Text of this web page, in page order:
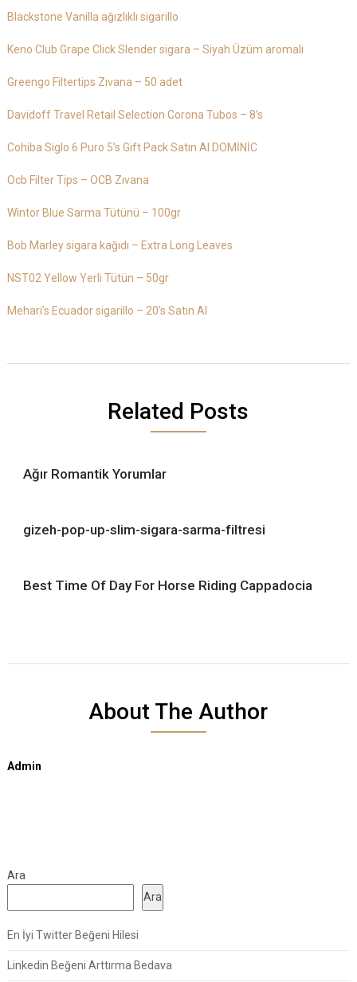
Blackstone Vanilla ağızlıklı sigarillo
Keno Club Grape Click Slender sigara – Siyah Üzüm aromalı
Greengo Filtertips Zıvana – 50 adet
Davidoff Travel Retail Selection Corona Tubos – 8’s
Cohiba Siglo 6 Puro 5’s Gift Pack Satın Al DOMİNİC
Ocb Filter Tips – OCB Zıvana
Wintor Blue Sarma Tütünü – 100gr
Bob Marley sigara kağıdı – Extra Long Leaves
NST02 Yellow Yerli Tütün – 50gr
Mehari’s Ecuador sigarillo – 20’s Satın Al
Related Posts
Ağır Romantik Yorumlar
gizeh-pop-up-slim-sigara-sarma-filtresi
Best Time Of Day For Horse Riding Cappadocia
About The Author
Admin
Ara
Ara
En İyi Twitter Beğeni Hilesi
Linkedin Beğeni Arttırma Bedava